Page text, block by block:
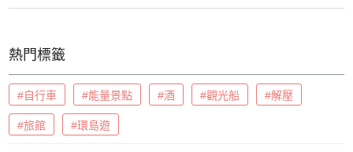
熱門標籤
#自行車 #能量景點 #酒 #觀光船 #解壓
#旅館 #環島遊